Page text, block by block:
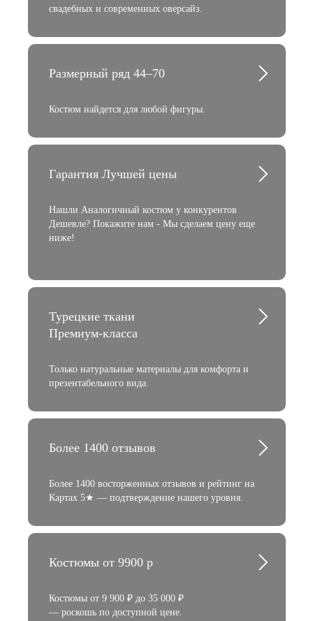
свадебных и современных оверсайз.
Размерный ряд 44–70
Костюм найдется для любой фигуры.
Гарантия Лучшей цены
Нашли Аналогичный костюм у конкурентов
Дешевле? Покажите нам - Мы сделаем цену еще
ниже!
Турецкие ткани
Премиум-класса
Только натуральные материалы для комфорта и
презентабельного вида.
Более 1400 отзывов
Более 1400 восторженных отзывов и рейтинг на
Картах 5★ — подтверждение нашего уровня.
Костюмы от 9900 р
Костюмы от 9 900 ₽ до 35 000 ₽
— роскошь по доступной цене.